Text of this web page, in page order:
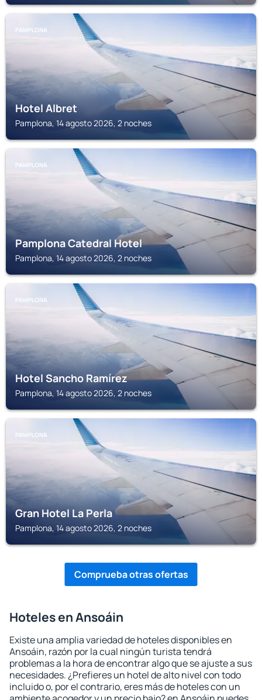
PAMPLONA
Hotel Albret
Pamplona, 14 agosto 2026, 2 noches
PAMPLONA
Pamplona Catedral Hotel
Pamplona, 14 agosto 2026, 2 noches
PAMPLONA
Hotel Sancho Ramírez
Pamplona, 14 agosto 2026, 2 noches
PAMPLONA
Gran Hotel La Perla
Pamplona, 14 agosto 2026, 2 noches
Comprueba otras ofertas
Hoteles en Ansoáin
Existe una amplia variedad de hoteles disponibles en
Ansoáin, razón por la cual ningún turista tendrá
problemas a la hora de encontrar algo que se ajuste a sus
necesidades. ¿Prefieres un hotel de alto nivel con todo
incluido o, por el contrario, eres más de hoteles con un